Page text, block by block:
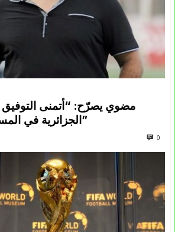
مضوي يصرّح: “أتمنى التوفيق
الجزائرية في المسابقات القارية”
0